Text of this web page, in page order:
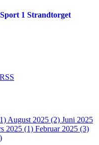
1 Strandtorget
RSS
August 2025 (2) Juni 2025
2025 (1) Februar 2025 (3)